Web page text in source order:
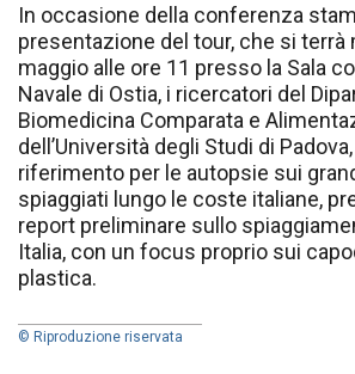
In occasione della conferenza
presentazione del tour, che si terrà
maggio alle ore 11 presso la Sala
Navale di Ostia, i ricercatori del
Biomedicina Comparata e
dell’Università degli Studi di
riferimento per le autopsie sui
spiaggiati lungo le coste italiane,
report preliminare sullo
Italia, con un focus proprio sui
plastica.
© Riproduzione riservata